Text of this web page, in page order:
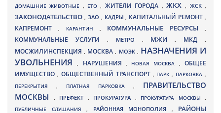
ДОМАШНИЕ ЖИВОТНЫЕ , ЕТО, ЖИТЕЛИ ГОРОДА , ЖКХ, ЖСК,
ЗАКОНОДАТЕЛЬСТВО , ЗАО , КАДРЫ, КАПИТАЛЬНЫЙ РЕМОНТ ,
КАПРЕМОНТ , КАРАНТИН , КОММУНАЛЬНЫЕ РЕСУРСЫ,
КОММУНАЛЬНЫЕ УСЛУГИ , МЕТРО , МЖИ, МКД ,
МОСЖИЛИНСПЕКЦИЯ, МОСКВА , МОЭК , НАЗНАЧЕНИЯ И
УВОЛЬНЕНИЯ, НАРУШЕНИЯ , НОВАЯ МОСКВА ,ОБЩЕЕ
ИМУЩЕСТВО , ОБЩЕСТВЕННЫЙ ТРАНСПОРТ , ПАРК, ПАРКОВКА ,
ПЕРЕКРЫТИЯ , ПЛАТНАЯ ПАРКОВКА , ПРАВИТЕЛЬСТВО
МОСКВЫ
, ПРЕФЕКТ , ПРОКУРАТУРА , ПРОКУРАТУРА МОСКВЫ ,
ПУБЛИЧНЫЕ СЛУШАНИЯ , РАЙОННАЯ МОНОПОЛИЯ , РАЙОНЫ